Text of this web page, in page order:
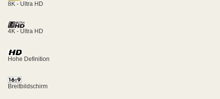
8K - Ultra HD
4K - Ultra HD
Hohe Definition
Breitbildschirm